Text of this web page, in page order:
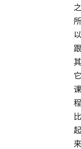
之
所
以
跟
其
它
课
程
比
起
来